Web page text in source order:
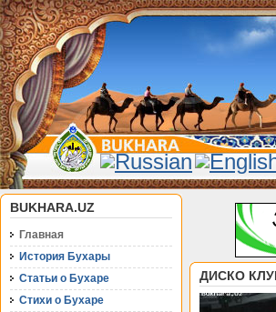
BUKHARA.UZ
Главная
История Бухары
Статьи о Бухаре
Стихи о Бухаре
ДИСКО